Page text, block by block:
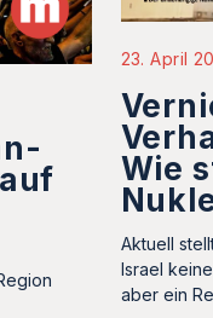
23. April
Wie
Aktuell
Israel
aber ein